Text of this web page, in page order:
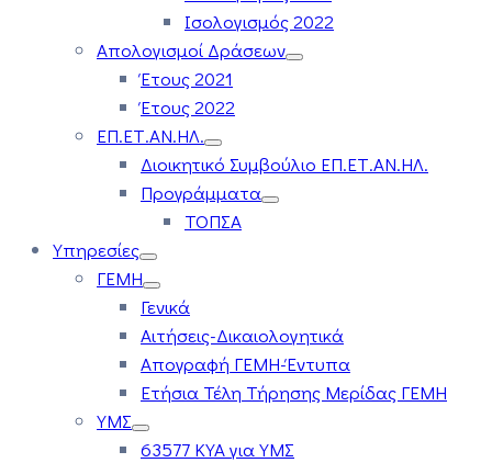
Ισολογισμός 2022
Απολογισμοί Δράσεων
Έτους 2021
Έτους 2022
ΕΠ.ΕΤ.ΑΝ.ΗΛ.
Διοικητικό Συμβούλιο ΕΠ.ΕΤ.ΑΝ.ΗΛ.
Προγράμματα
ΤΟΠΣΑ
Υπηρεσίες
ΓΕΜΗ
Γενικά
Αιτήσεις-Δικαιολογητικά
Απογραφή ΓΕΜΗ-Έντυπα
Ετήσια Τέλη Τήρησης Μερίδας ΓΕΜΗ
ΥΜΣ
63577 ΚΥΑ για ΥΜΣ